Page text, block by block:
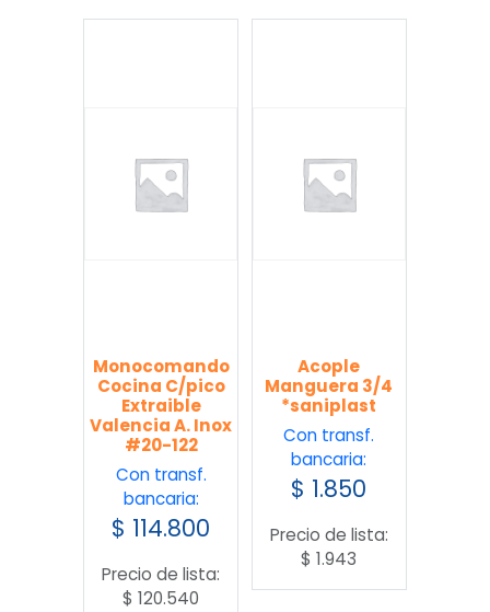
Monocomando
Cocina C/pico
Extraible
Valencia A. Inox
#20-122
Con transf.
bancaria:
$ 114.800
Precio de lista:
$ 120.540
Acople
Manguera 3/4
*saniplast
Con transf.
bancaria:
$ 1.850
Precio de lista:
$ 1.943